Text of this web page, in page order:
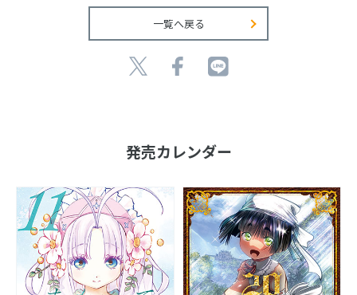
一覧へ戻る
発売カレンダー